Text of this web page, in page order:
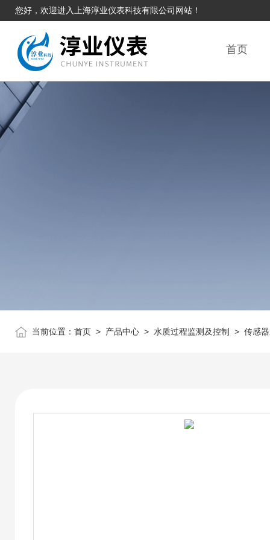
您好，欢迎进入上海淳业仪表科技有限公司网站！
首页
当前位置： 首页 > 产品中心 > 水质过程监测及控制 > 传感